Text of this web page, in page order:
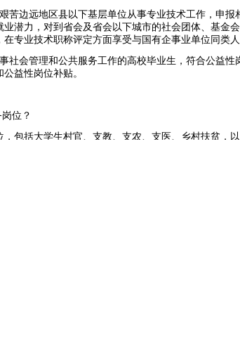
苦边远地区县以下基层单位从事专业技术工作，申
潜力，对到省会及省会以下城市的社会团体、基金
专业技术职称评定方面享受与国有企事业单位同类人
社会管理和公共服务工作的高校毕业生，符合公益
益性岗位补贴。
位？
包括大学生村官、支教、支农、支医、乡村扶贫，